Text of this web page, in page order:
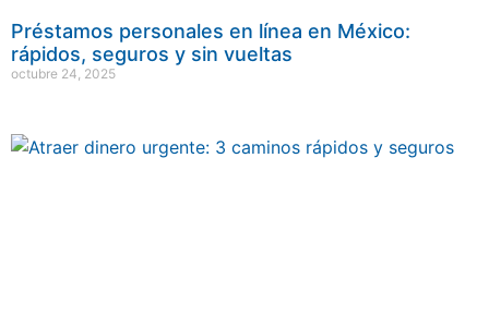
Préstamos personales en línea en México:
rápidos, seguros y sin vueltas
octubre 24, 2025